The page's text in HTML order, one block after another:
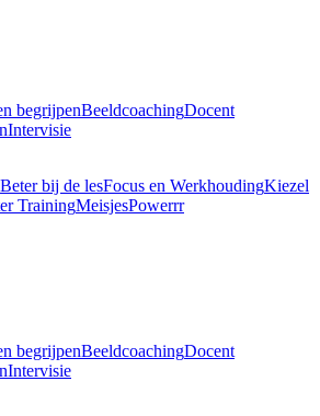
begrijpenBeeldcoachingDocent
Intervisie
Beter bij de lesFocus en WerkhoudingKiezel
TrainingMeisjesPowerrr
begrijpenBeeldcoachingDocent
Intervisie